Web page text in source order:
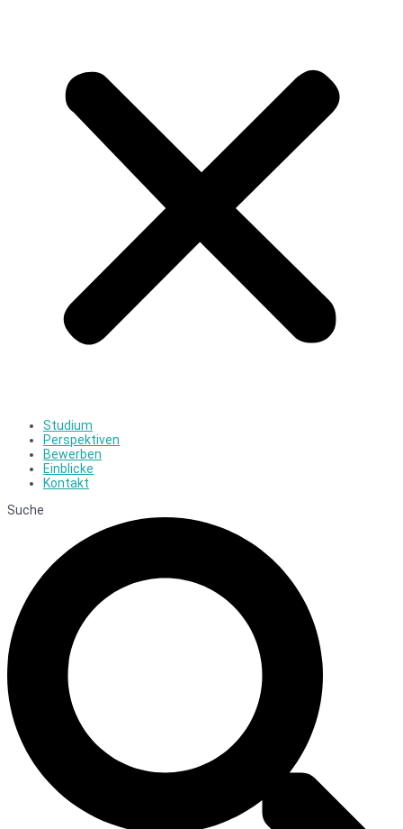
Studium
Perspektiven
Bewerben
Einblicke
Kontakt
Suche